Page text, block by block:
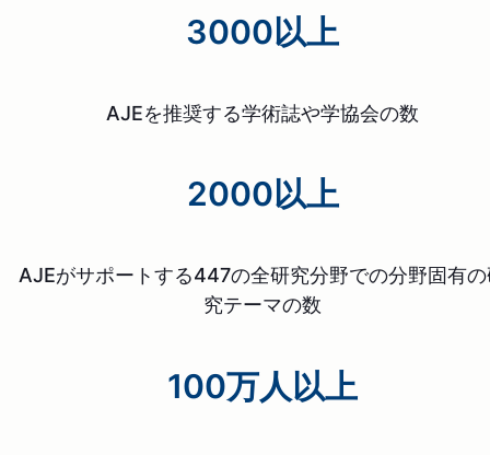
3000以上
AJEを推奨する学術誌や学協会の数
2000以上
AJEがサポートする447の全研究分野での分野固有
究テーマの数
100万人以上